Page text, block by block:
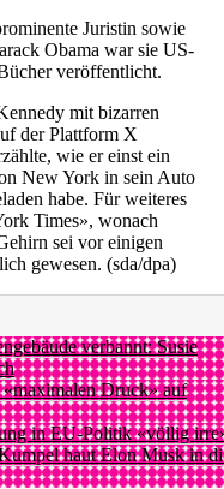
Juristin sowie
Obama war sie US-
veröffentlicht.
mit bizarren
der Plattform X
wie er einst ein
New York in sein Auto
habe. Für weiteres
Times», wonach
sei vor einigen
gewesen. (sda/dpa)
verbannt: Susie
Druck» auf
in EU-Politik «völlig
haut Elon Musk in